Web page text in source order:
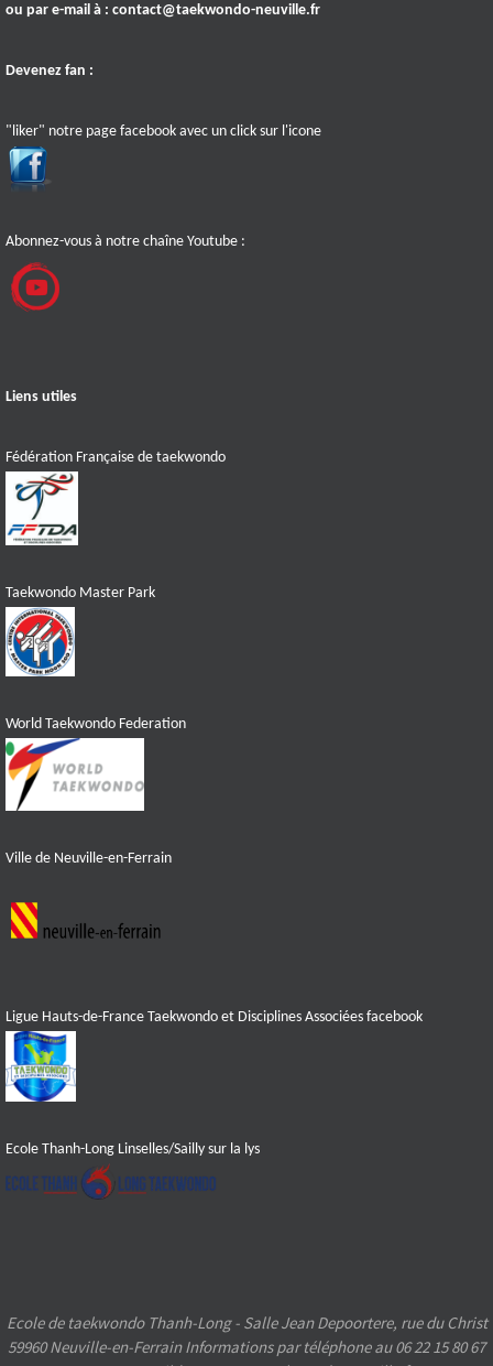
ou par e-mail à : contact@taekwondo-neuville.fr
Devenez fan :
"liker" notre page facebook avec un click sur l'icone
Abonnez-vous à notre chaîne Youtube :
Liens utiles
Fédération Française de taekwondo
Taekwondo Master Park
World Taekwondo Federation
Ville de Neuville-en-Ferrain
Ligue Hauts-de-France Taekwondo et Disciplines Associées facebook
Ecole Thanh-Long Linselles/Sailly sur la lys
Ecole de taekwondo Thanh-Long - Salle Jean Depoortere, rue du Christ
59960 Neuville-en-Ferrain Informations par téléphone au 06 22 15 80 67